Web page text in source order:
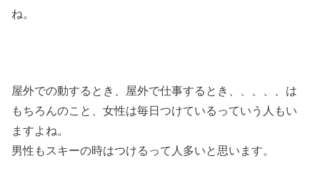
ね。
屋外での動するとき、屋外で仕事するとき、、、、、は
もちろんのこと、女性は毎日つけているっていう人もい
ますよね。
男性もスキーの時はつけるって人多いと思います。